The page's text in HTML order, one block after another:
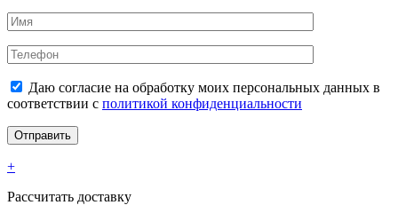
Даю согласие на обработку моих персональных данных в
соответствии с политикой конфиденциальности
+
Рассчитать доставку